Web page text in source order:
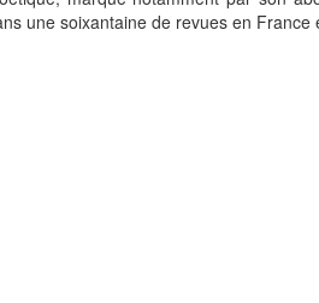
une soixantaine de revues en